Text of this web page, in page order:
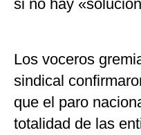
si no hay
Los voceros
sindical
que el paro
totalidad de las